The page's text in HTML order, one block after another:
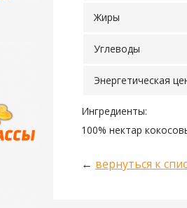
Жиры
Углеводы
Энергетическая
Ингредиенты:
100% нектар
← вернуться к